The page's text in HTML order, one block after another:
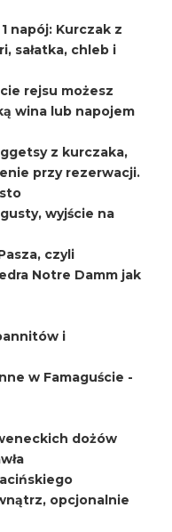
napój: Kurczak z
sałatka, chleb i
rejsu możesz
wina lub napojem
z kurczaka,
przy rezerwacji.
wyjście na
czyli
Notre Damm jak
i
w Famaguście -
dożów
opcjonalnie